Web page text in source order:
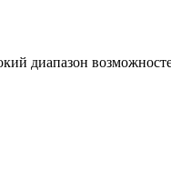
диапазон